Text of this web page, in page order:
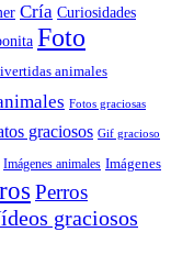
Cría Curiosidades
Foto
animales
Fotos graciosas
graciosos Gif gracioso
Imágenes animales Imágenes
Perros
graciosos